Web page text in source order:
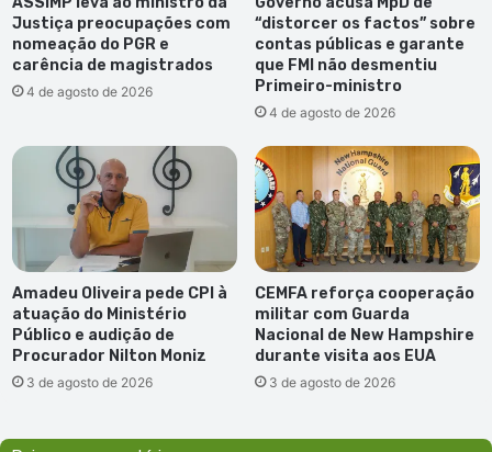
Justiça preocupações com
nomeação do PGR e
carência de magistrados
4 de agosto de 2026
“distorcer os factos” sobre
contas públicas e garante
que FMI não desmentiu
Primeiro-ministro
4 de agosto de 2026
Amadeu Oliveira pede CPI à
atuação do Ministério
Público e audição de
Procurador Nilton Moniz
3 de agosto de 2026
CEMFA reforça cooperação
militar com Guarda
Nacional de New Hampshire
durante visita aos EUA
3 de agosto de 2026